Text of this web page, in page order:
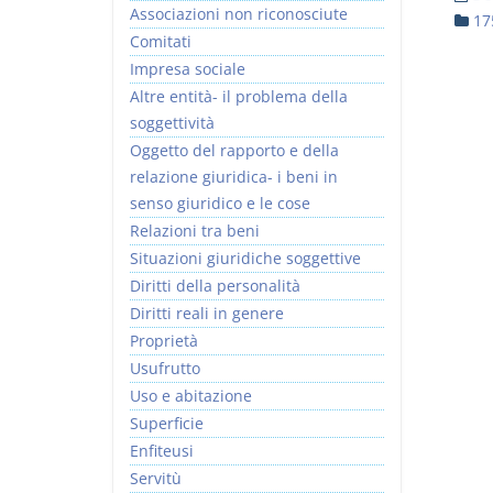
Associazioni non riconosciute
Comitati
Impresa sociale
Altre entità- il problema della
soggettività
Oggetto del rapporto e della
relazione giuridica- i beni in
senso giuridico e le cose
Relazioni tra beni
Situazioni giuridiche soggettive
Diritti della personalità
Diritti reali in genere
Proprietà
Usufrutto
Uso e abitazione
Superficie
Enfiteusi
Servitù
I Vincoli Preliminari
Versione ebook
(iva incl.)